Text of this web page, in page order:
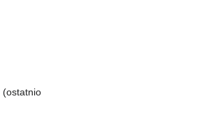
(ostatnio